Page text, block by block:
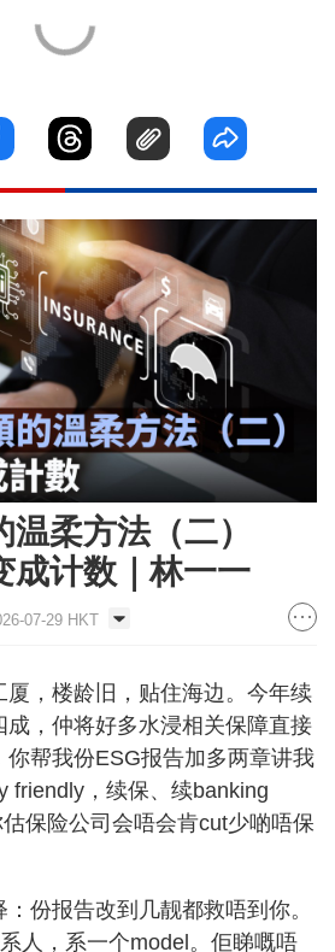
柔方法（二）
计数｜林一一
07-29 HKT
，楼龄旧，贴住海边。今年续
，仲将好多水浸相关保障直接
你帮我份ESG报告加多两章讲我
friendly，续保、续banking
保险公司会唔会肯cut少啲唔保
份报告改到几靓都救唔到你。
人，系一个model。佢睇嘅唔